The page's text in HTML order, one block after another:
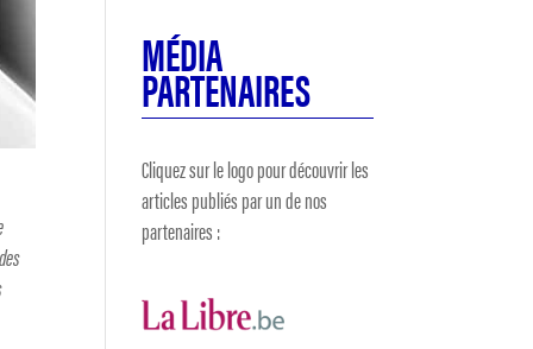
MÉDIA
PARTENAIRES
Cliquez sur le logo pour découvrir les
articles publiés par un de nos
partenaires :